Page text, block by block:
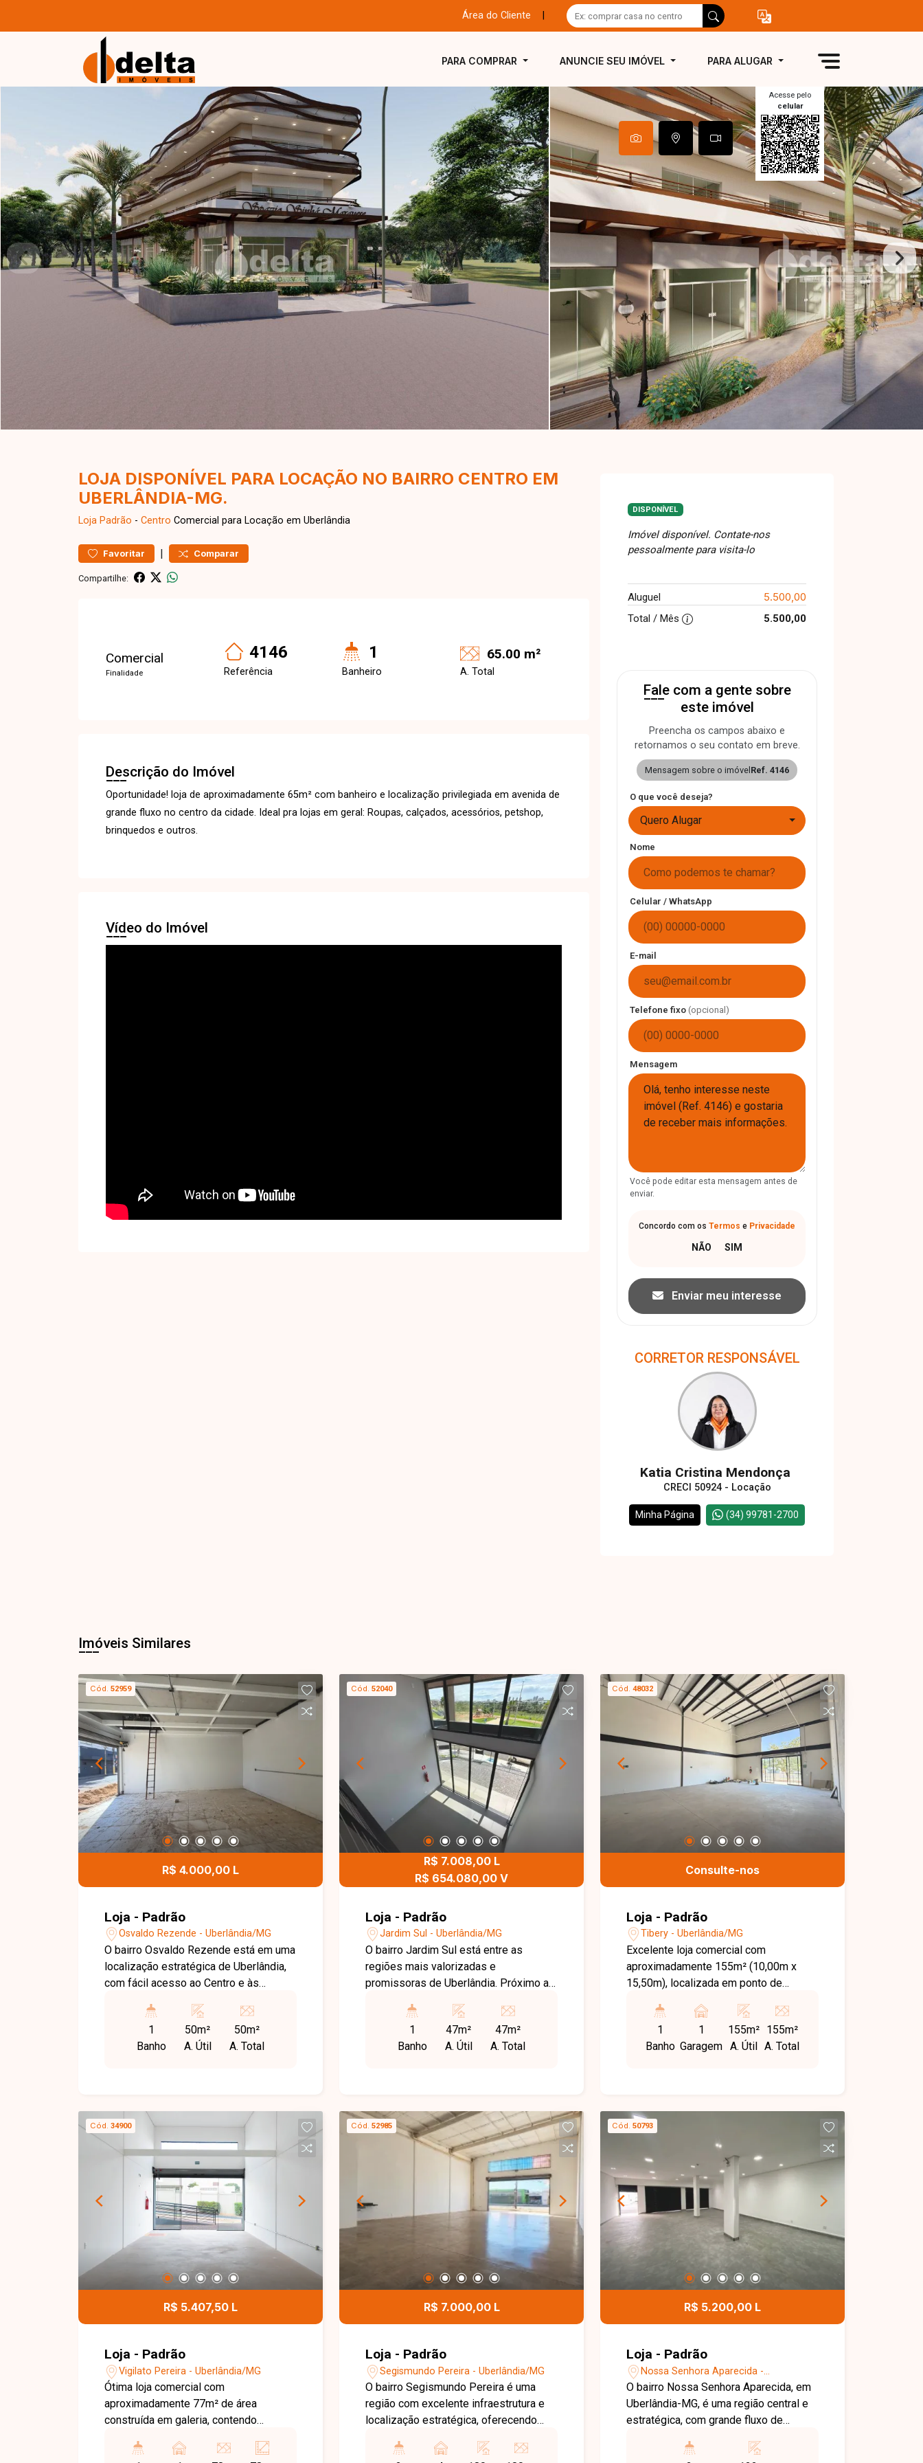
Área do Cliente
PARA COMPRAR ANUNCIE SEU IMÓVEL PARA ALUGAR
Acesse pelo
celular
LOJA DISPONÍVEL PARA LOCAÇÃO NO BAIRRO CENTRO EM
UBERLÂNDIA-MG.
Loja Padrão - Centro Comercial para Locação em Uberlândia
Favoritar | Comparar
Compartilhe:
Comercial
Finalidade
4146
Referência
1
Banheiro
65.00 m²
A. Total
Descrição do Imóvel
Oportunidade! loja de aproximadamente 65m² com banheiro e localização privilegiada em avenida de
grande fluxo no centro da cidade. Ideal pra lojas em geral: Roupas, calçados, acessórios, petshop,
brinquedos e outros.
Vídeo do Imóvel
DISPONÍVEL
Imóvel disponível. Contate-nos
pessoalmente para visita-lo
Aluguel 5.500,00
Total / Mês 5.500,00
Fale com a gente sobre
este imóvel
Preencha os campos abaixo e
retornamos o seu contato em breve.
Mensagem sobre o imóvel Ref. 4146
O que você deseja?
Quero Alugar
Nome
Celular / WhatsApp
E-mail
Telefone fixo (opcional)
Mensagem
Você pode editar esta mensagem antes de
enviar.
Concordo com os Termos e Privacidade
Enviar meu interesse
CORRETOR RESPONSÁVEL
Katia Cristina Mendonça
CRECI 50924 - Locação
Minha Página (34) 99781-2700
Imóveis Similares
Cód. 52959
R$ 4.000,00 L
Loja - Padrão
Osvaldo Rezende - Uberlândia/MG
O bairro Osvaldo Rezende está em uma
localização estratégica de Uberlândia,
com fácil acesso ao Centro e às
possui grande fluxo de pessoas e
veículos, além de ampla variedade de
comércios, serviços e transporte
composta por amplo espaço interno e 1
banheiro, ideal para diversos
segmentos comerciais. Localizada na
Avenida João Pessoa, em ponto de
grande visibilidade e próxima ao
Terminal Central, proporcionando
excelente fluxo de clientes e fácil
Imóveis e agende uma visita. Nossa
equipe está pronta para apresentar
todos os detalhes deste imóvel e
para o seu negócio.
1
Banho
50m²
A. Útil
50m²
A. Total
Cód. 52040
R$ 7.008,00 L
R$ 654.080,00 V
Loja - Padrão
Jardim Sul - Uberlândia/MG
O bairro Jardim Sul está entre as
regiões mais valorizadas e
promissoras de Uberlândia. Próximo ao
Avenida Landscape, o imóvel oferece
localização estratégica, excelente
visibilidade e fácil acesso, sendo ideal
comercial nova, de primeira locação,
com área total construída de
aproximadamente 46,72 m², distribuída
em 32,36 m² de térreo e 14,36 m² de
mezanino. O imóvel conta com banheiro
com acessibilidade, balcão com pia,
acabamento em porcelanato,
esquadrias em alumínio preto e
moderna fachada em blindex,
proporcionando um ambiente
sofisticado, funcional e preparado para
excelente oportunidade para quem
em uma das melhores regiões da Zona
Sul de Uberlândia. Entre em contato
para mais informações e agende uma
visita para conhecer este imóvel.
1
Banho
47m²
A. Útil
47m²
A. Total
Cód. 48032
Consulte-nos
Loja - Padrão
Tibery - Uberlândia/MG
Excelente loja comercial com
aproximadamente 155m² (10,00m x
15,50m), localizada em ponto de
Av. Rondon Pacheco. O imóvel conta
com pé-direito alto de 7 metros,
possibilitando a instalação de
portas de aço automatizadas com
controle, banheiros com acessibilidade,
instalação para copinha,
estacionamento e medidores de água e
energia individualizados, garantindo
praticidade e funcionalidade.
1
Banho
1
Garagem
155m²
A. Útil
155m²
A. Total
Cód. 34900
R$ 5.407,50 L
Loja - Padrão
Vigilato Pereira - Uberlândia/MG
Ótima loja comercial com
aproximadamente 77m² de área
construída em galeria, contendo
rotativo, proporcionando praticidade e
Cód. 52985
R$ 7.000,00 L
Loja - Padrão
Segismundo Pereira - Uberlândia/MG
O bairro Segismundo Pereira é uma
região com excelente infraestrutura e
localização estratégica, oferecendo
Uberlândia. Com grande fluxo de
Cód. 50793
R$ 5.200,00 L
Loja - Padrão
Nossa Senhora Aparecida -
Uberlândia/MG
O bairro Nossa Senhora Aparecida, em
Uberlândia-MG, é uma região central e
estratégica, com grande fluxo de
excelente visibilidade para atividades